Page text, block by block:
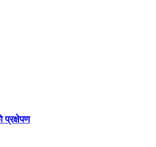
प्रक्षेपण